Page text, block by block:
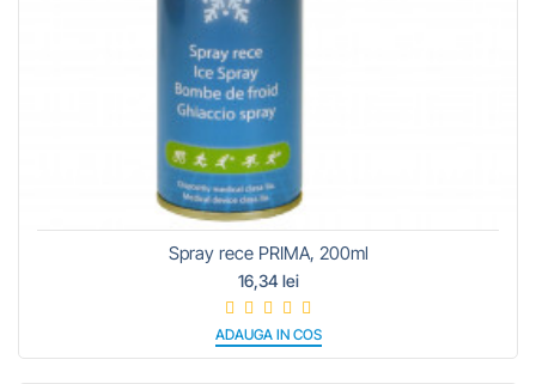
Spray rece PRIMA, 200ml
16,34 lei
ADAUGA IN COS